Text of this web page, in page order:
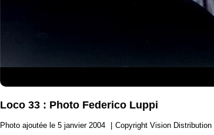
Loco 33 : Photo Federico Luppi
Photo ajoutée le 5 janvier 2004
Copyright Vision Distribution